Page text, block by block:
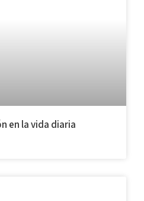
en la vida diaria